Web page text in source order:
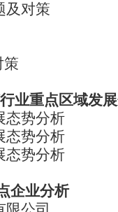
及对策
策
业重点区域发
态势分析
态势分析
态势分析
企业分析